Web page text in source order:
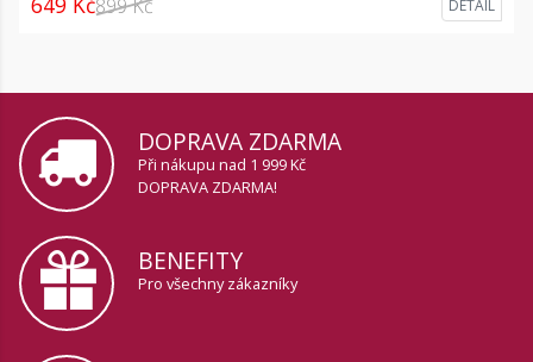
899 Kč DETAIL
DOPRAVA ZDARMA
Při nákupu nad 1 999 Kč
DOPRAVA ZDARMA!
BENEFITY
Pro všechny zákazníky